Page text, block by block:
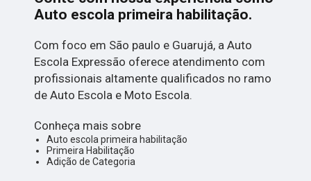
Auto escola primeira habilitação.
Com foco em São paulo e Guarujá, a Auto
Escola Expressão oferece atendimento com
profissionais altamente qualificados no ramo
de Auto Escola e Moto Escola.
Conheça mais sobre
Auto escola primeira habilitação
Primeira Habilitação
Adição de Categoria